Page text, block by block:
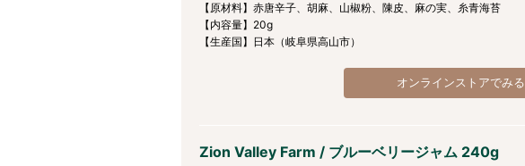
【原材料】赤唐辛子、胡麻、山椒粉、陳皮、麻の実、糸青海苔
【内容量】20g
【生産国】日本（岐阜県高山市）
オンラインストアでみる
Zion Valley Farm / ブルーベリージャム 240g